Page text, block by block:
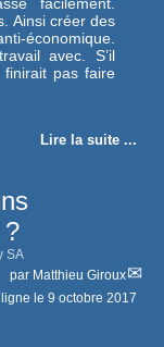
facilement.
Ainsi créer des
économique.
avec. S’il
pas faire
Lire la suite ...
?
SA
par Matthieu Giroux
le 9 octobre 2017